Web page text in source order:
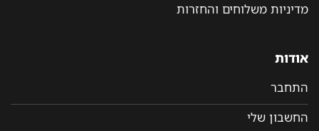
מדיניות משלוחים והחזרות
אודות
התחבר
החשבון שלי